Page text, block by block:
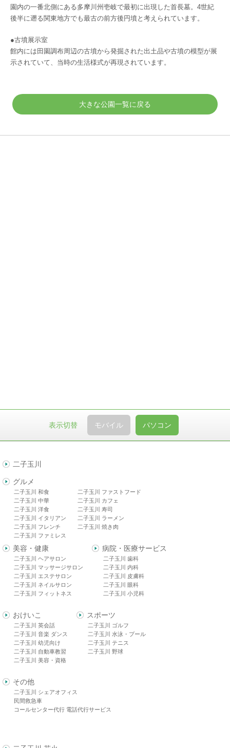
園内の一番北側にある多摩川州壱岐で最初に出現した首長墓。4世紀
後半に遡る関東地方でも最古の前方後円墳と考えられています。
●古墳展示室
館内には田園調布周辺の古墳から発掘された出土品や古墳の模型が展
示されていて、当時の生活様式が再現されています。
大きな公園一覧に戻る
表示切替 モバイル パソコン
二子玉川
グルメ
二子玉川 和食
二子玉川 中華
二子玉川 洋食
二子玉川 イタリアン
二子玉川 フレンチ
二子玉川 ファミレス
二子玉川 ファストフード
二子玉川 カフェ
二子玉川 寿司
二子玉川 ラーメン
二子玉川 焼き肉
美容・健康
二子玉川 ヘアサロン
二子玉川 マッサージサロン
二子玉川 エステサロン
二子玉川 ネイルサロン
二子玉川 フィットネス
病院・医療サービス
二子玉川 歯科
二子玉川 内科
二子玉川 皮膚科
二子玉川 眼科
二子玉川 小児科
おけいこ
二子玉川 英会話
二子玉川 音楽 ダンス
二子玉川 幼児向け
二子玉川 自動車教習
二子玉川 美容・資格
スポーツ
二子玉川 ゴルフ
二子玉川 水泳・プール
二子玉川 テニス
二子玉川 野球
その他
二子玉川 シェアオフィス
民間救急車
コールセンター代行 電話代行サービス